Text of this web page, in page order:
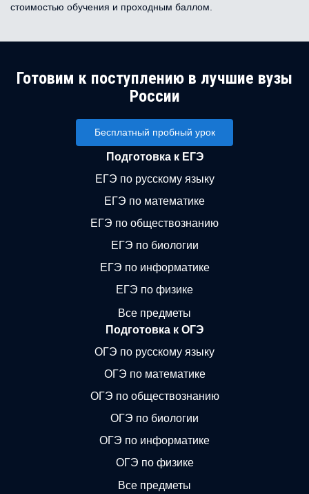
стоимостью обучения и проходным баллом.
Готовим к поступлению в лучшие вузы
России
Бесплатный пробный урок
Подготовка к ЕГЭ
ЕГЭ по русскому языку
ЕГЭ по математике
ЕГЭ по обществознанию
ЕГЭ по биологии
ЕГЭ по информатике
ЕГЭ по физике
Все предметы
Подготовка к ОГЭ
ОГЭ по русскому языку
ОГЭ по математике
ОГЭ по обществознанию
ОГЭ по биологии
ОГЭ по информатике
ОГЭ по физике
Все предметы